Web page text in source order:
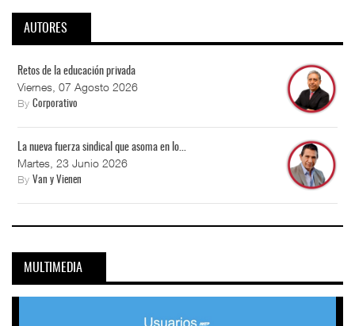
AUTORES
Retos de la educación privada
Viernes, 07 Agosto 2026
By Corporativo
La nueva fuerza sindical que asoma en lo...
Martes, 23 Junio 2026
By Van y Vienen
MULTIMEDIA